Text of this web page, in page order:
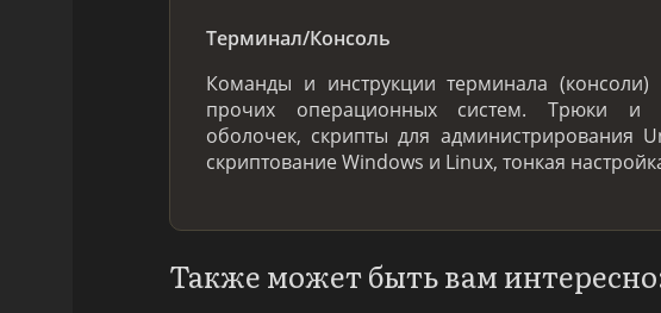
Терминал/Консоль
Команды и инструкции терминала (консоли)
прочих операционных систем. Трюки и
оболочек, скрипты для администрирования
скриптование Windows и Linux, тонкая
Также может быть вам